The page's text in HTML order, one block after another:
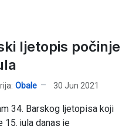
ljetopis počinje
Obale 30 Jun 2021
34. Barskog ljetopisa koji
15. jula danas je